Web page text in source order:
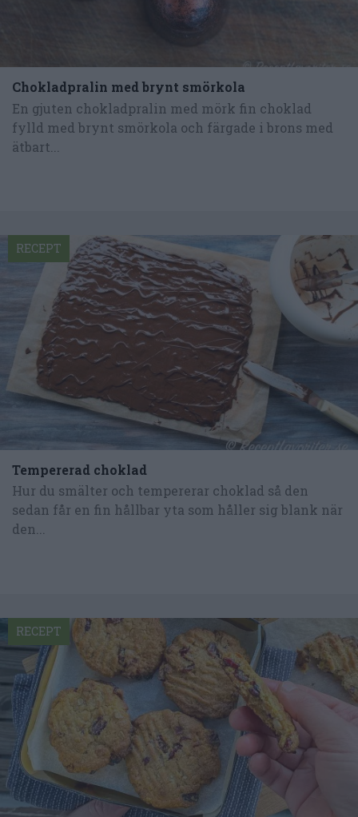
Chokladpralin med brynt smörkola
En gjuten chokladpralin med mörk fin choklad
fylld med brynt smörkola och färgade i brons med
ätbart...
Tempererad choklad
Hur du smälter och tempererar choklad så den
sedan får en fin hållbar yta som håller sig blank när
den...
RECEPT
RECEPT